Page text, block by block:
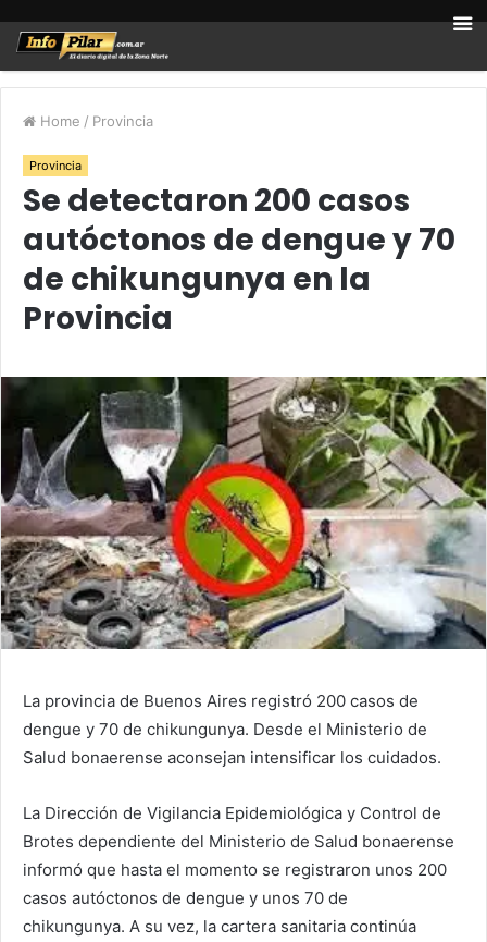
Home / Provincia
Provincia
Se detectaron 200 casos
autóctonos de dengue y 70
de chikungunya en la
Provincia
La provincia de Buenos Aires registró 200 casos de
dengue y 70 de chikungunya. Desde el Ministerio de
Salud bonaerense aconsejan intensificar los cuidados.
La Dirección de Vigilancia Epidemiológica y Control de
Brotes dependiente del Ministerio de Salud bonaerense
informó que hasta el momento se registraron unos 200
casos autóctonos de dengue y unos 70 de
chikungunya. A su vez, la cartera sanitaria continúa